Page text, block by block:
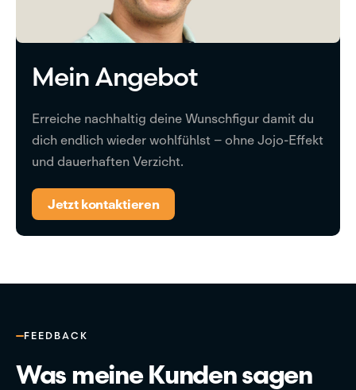
Mein Angebot
Erreiche nachhaltig deine Wunschfigur damit du
dich endlich wieder wohlfühlst – ohne Jojo-Effekt
und dauerhaften Verzicht.
Jetzt kontaktieren
FEEDBACK
Was meine Kunden sagen